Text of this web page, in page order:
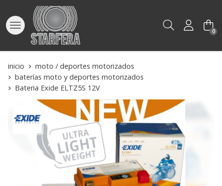
Buscar 0
inicio
moto / deportes motorizados
baterías moto y deportes motorizados
Bateria Exide ELTZ5S 12V